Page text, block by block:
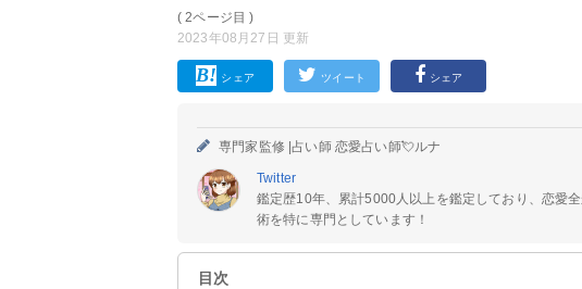
( 2ページ目 )
2023年08月27日 更新
シェア ツイート シェア
専門家監修 |占い師 恋愛占い師💘ルナ
Twitter
鑑定歴10年、累計5000人以上を鑑定しており、恋愛
術を特に専門としています！
目次